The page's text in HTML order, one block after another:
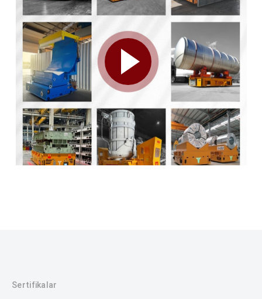
Sertifikalar